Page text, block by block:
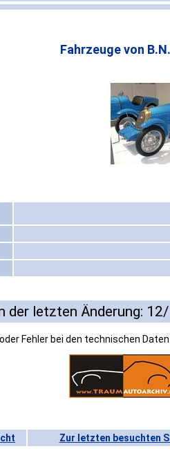
Fahrzeuge von
der letzten Änderung:
Fehler bei den technischen
Zur letzten besuchten